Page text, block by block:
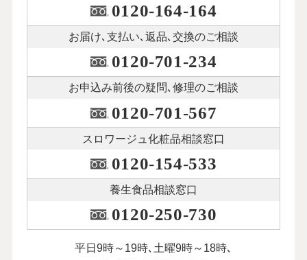
0120-164-164
お届け､支払い､ 返品､交換のご相談
0120-701-234
お申込み前後の疑問､修理のご相談
0120-701-567
スロワージュ化粧品相談窓口
0120-154-533
養生食品相談窓口
0120-250-730
平日9時～19時､土曜9時～18時､